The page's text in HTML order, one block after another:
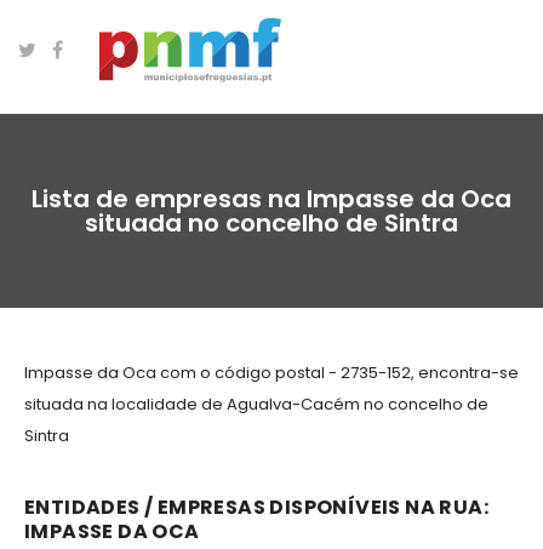
Lista de empresas na Impasse da Oca
situada no concelho de Sintra
Impasse da Oca com o código postal - 2735-152, encontra-se
situada na localidade de Agualva-Cacém no concelho de
Sintra
ENTIDADES / EMPRESAS DISPONÍVEIS NA RUA:
IMPASSE DA OCA